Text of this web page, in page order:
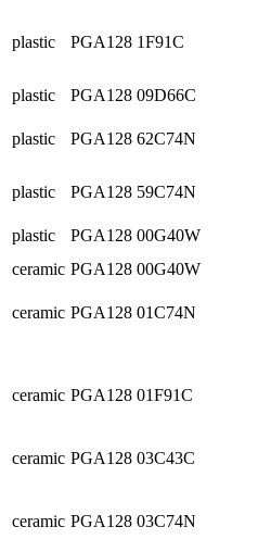
plastic PGA128 1F91C
plastic
PGA128 09D66C
plastic PGA128 62C74N
plastic
PGA128 59C74N
plastic
PGA128 00G40W
ceramic PGA128 00G40W
ceramic PGA128 01C74N
ceramic PGA128 01F91C
ceramic PGA128 03C43C
ceramic PGA128 03C74N